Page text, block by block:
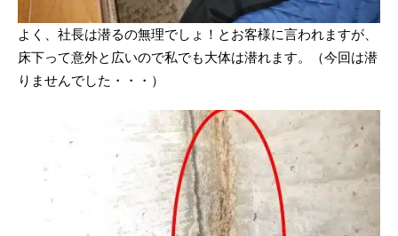
よく、社長は潜るの無理でしょ！とお客様に言われますが、
床下って意外と広いので私でも大体は潜れます。（今回は潜
りませんでした・・・）